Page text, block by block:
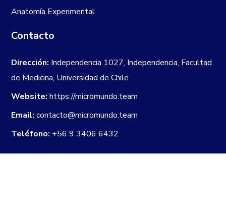
Anatomía Experimental
Contacto
Dirección: Independencia 1027, Independencia, Facultad
de Medicina, Universidad de Chile
Website: https://micromundo.team
Email: contacto@micromundo.team
Teléfono: +56 9 3406 6432
Newsletter